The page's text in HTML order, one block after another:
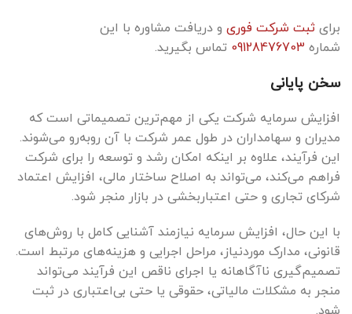
برایثبت شرکت فوری و دریافت مشاوره با این
شماره 09128476703 تماس بگیرید.
سخن پایانی
افزایش سرمایه شرکت یکی از مهم‌ترین تصمیماتی است که
مدیران و سهامداران در طول عمر شرکت با آن روبه‌رو می‌شوند.
این فرآیند، علاوه بر اینکه امکان رشد و توسعه را برای شرکت
فراهم می‌کند، می‌تواند به اصلاح ساختار مالی، افزایش اعتماد
شرکای تجاری و حتی اعتباربخشی در بازار منجر شود.
با این حال، افزایش سرمایه نیازمند آشنایی کامل با روش‌های
قانونی، مدارک موردنیاز، مراحل اجرایی و هزینه‌های مرتبط است.
تصمیم‌گیری ناآگاهانه یا اجرای ناقص این فرآیند می‌تواند
منجر به مشکلات مالیاتی، حقوقی یا حتی بی‌اعتباری در ثبت